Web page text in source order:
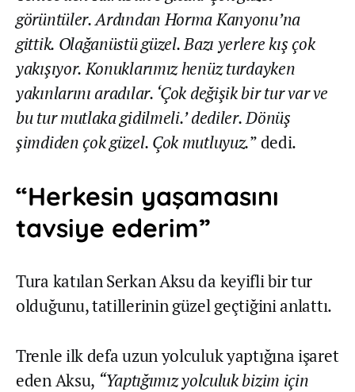
görüntüler. Ardından Horma Kanyonu’na
gittik. Olağanüstü güzel. Bazı yerlere kış çok
yakışıyor. Konuklarımız henüz turdayken
yakınlarını aradılar. ‘Çok değişik bir tur var ve
bu tur mutlaka gidilmeli.’ dediler. Dönüş
şimdiden çok güzel. Çok mutluyuz.” dedi.
“Herkesin yaşamasını
tavsiye ederim”
Tura katılan Serkan Aksu da keyifli bir tur
olduğunu, tatillerinin güzel geçtiğini anlattı.
Trenle ilk defa uzun yolculuk yaptığına işaret
eden Aksu, “Yaptığımız yolculuk bizim için